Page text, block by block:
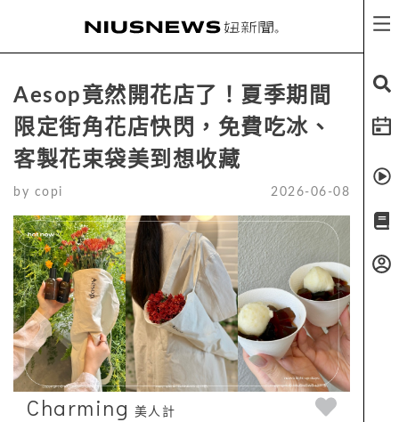
Aesop竟然開花店了！夏季期間
限定街角花店快閃，免費吃冰、
客製花束袋美到想收藏
by copi 2026-06-08
Charming 美人計